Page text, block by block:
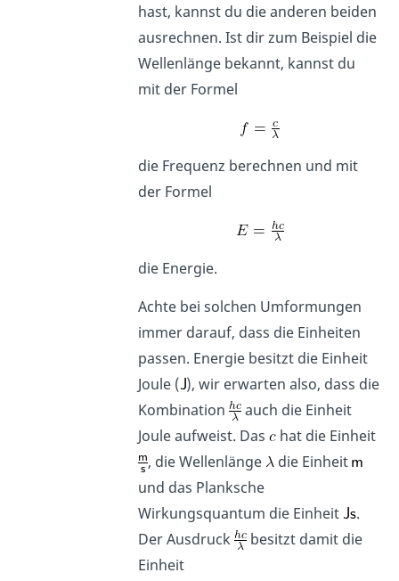
hast, kannst du die anderen beiden
ausrechnen. Ist dir zum Beispiel die
Wellenlänge bekannt, kannst du
mit der Formel
die Frequenz berechnen und mit
der Formel
die Energie.
Achte bei solchen Umformungen
immer darauf, dass die Einheiten
passen. Energie besitzt die Einheit
Joule ( ), wir erwarten also, dass die
Kombination
auch die Einheit
Joule aufweist. Das hat die Einheit
, die Wellenlänge
die Einheit
und das Planksche
Wirkungsquantum die Einheit
.
Der Ausdruck
besitzt damit die
Einheit